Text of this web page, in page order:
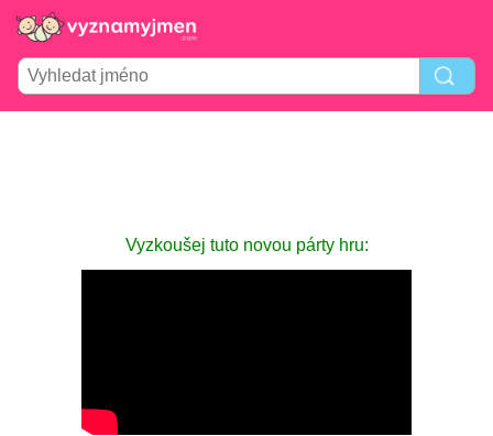
Vyzkoušej tuto novou párty hru: